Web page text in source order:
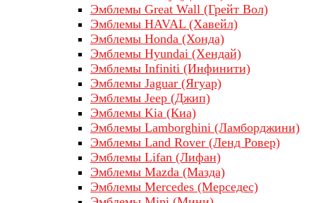
Эмблемы Great Wall (Грейт Вол)
Эмблемы HAVAL (Хавейл)
Эмблемы Honda (Хонда)
Эмблемы Hyundai (Хендай)
Эмблемы Infiniti (Инфинити)
Эмблемы Jaguar (Ягуар)
Эмблемы Jeep (Джип)
Эмблемы Kia (Киа)
Эмблемы Lamborghini (Ламборджини)
Эмблемы Land Rover (Ленд Ровер)
Эмблемы Lifan (Лифан)
Эмблемы Mazda (Мазда)
Эмблемы Mercedes (Мерседес)